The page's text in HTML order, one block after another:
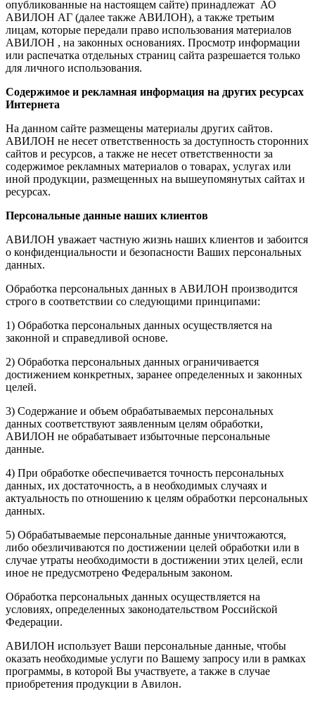
опубликованные на настоящем сайте) принадлежат АО
АВИЛОН АГ (далее также АВИЛОН), а также третьим
лицам, которые передали право использования материалов
АВИЛОН , на законных основаниях. Просмотр информации
или распечатка отдельных страниц сайта разрешается только
для личного использования.
Содержимое и рекламная информация на других ресурсах
Интернета
На данном сайте размещены материалы других сайтов.
АВИЛОН не несет ответственность за доступность сторонних
сайтов и ресурсов, а также не несет ответственности за
содержимое рекламных материалов о товарах, услугах или
иной продукции, размещенных на вышеупомянутых сайтах и
ресурсах.
Персональные данные наших клиентов
АВИЛОН уважает частную жизнь наших клиентов и забоится
о конфиденциальности и безопасности Ваших персональных
данных.
Обработка персональных данных в АВИЛОН производится
строго в соответствии со следующими принципами:
1) Обработка персональных данных осуществляется на
законной и справедливой основе.
2) Обработка персональных данных ограничивается
достижением конкретных, заранее определенных и законных
целей.
3) Содержание и объем обрабатываемых персональных
данных соответствуют заявленным целям обработки,
АВИЛОН не обрабатывает избыточные персональные
данные.
4) При обработке обеспечивается точность персональных
данных, их достаточность, а в необходимых случаях и
актуальность по отношению к целям обработки персональных
данных.
5) Обрабатываемые персональные данные уничтожаются,
либо обезличиваются по достижении целей обработки или в
случае утраты необходимости в достижении этих целей, если
иное не предусмотрено Федеральным законом.
Обработка персональных данных осуществляется на
условиях, определенных законодательством Российской
Федерации.
АВИЛОН использует Ваши персональные данные, чтобы
оказать необходимые услуги по Вашему запросу или в рамках
программы, в которой Вы участвуете, а также в случае
приобретения продукции в Авилон.